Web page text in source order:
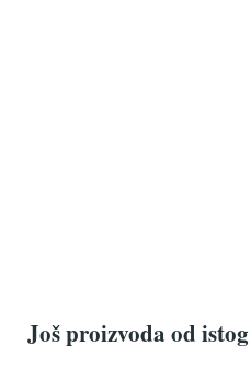
Još proizvoda od